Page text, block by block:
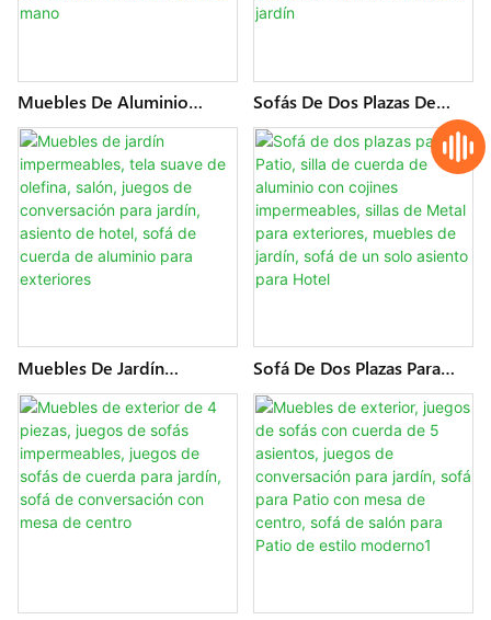
Muebles De Aluminio
Impermeables Para Patio,
Salón Al Aire Libre, Patio,
Cuerda De Metal De Lujo
Moderna, Juegos De Sofás
Esquineros De Jardín
Tejidos A Mano
Sofás De Dos Plazas De
Cuerda De Metal, Juego De
Sofás Impermeables,
Muebles De Jardín, Cuerda,
Salón Al Aire Libre, Sofá De
Aluminio, Juegos De
Conversación Para Jardín
Muebles De Jardín
Impermeables, Tela Suave
De Olefina, Salón, Juegos
De Conversación Para
Jardín, Asiento De Hotel,
Sofá De Cuerda De
Aluminio Para Exteriores
Sofá De Dos Plazas Para
Patio, Silla De Cuerda De
Aluminio Con Cojines
Impermeables, Sillas De
Metal Para Exteriores,
Muebles De Jardín, Sofá De
Un Solo Asiento Para Hotel